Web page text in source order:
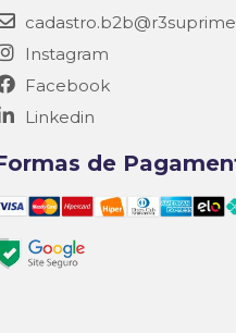
Instagram
Facebook
Linkedin
de